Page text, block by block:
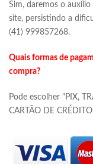
Sim, daremos o
site, persistindo a
(41) 999857268.
Quais formas de
compra?
Pode escolher "PIX,
CARTÃO DE